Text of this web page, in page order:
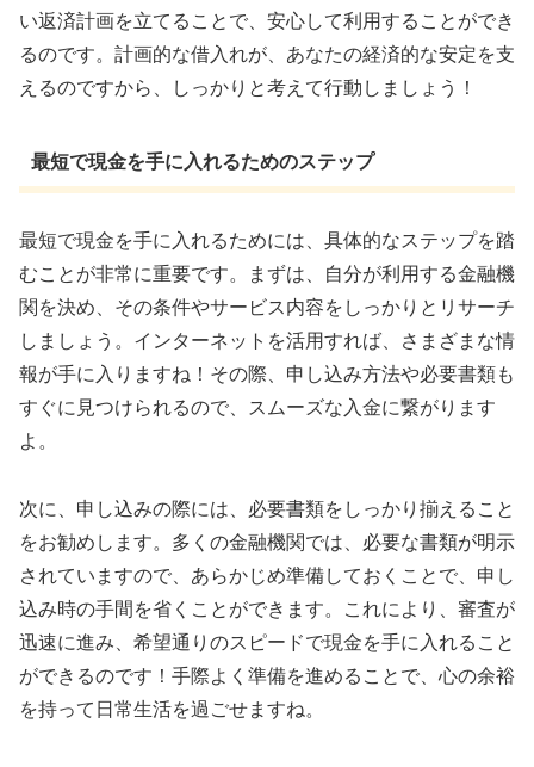
い返済計画を立てることで、安心して利用することができ
るのです。計画的な借入れが、あなたの経済的な安定を支
えるのですから、しっかりと考えて行動しましょう！
最短で現金を手に入れるためのステップ
最短で現金を手に入れるためには、具体的なステップを踏
むことが非常に重要です。まずは、自分が利用する金融機
関を決め、その条件やサービス内容をしっかりとリサーチ
しましょう。インターネットを活用すれば、さまざまな情
報が手に入りますね！その際、申し込み方法や必要書類も
すぐに見つけられるので、スムーズな入金に繋がります
よ。
次に、申し込みの際には、必要書類をしっかり揃えること
をお勧めします。多くの金融機関では、必要な書類が明示
されていますので、あらかじめ準備しておくことで、申し
込み時の手間を省くことができます。これにより、審査が
迅速に進み、希望通りのスピードで現金を手に入れること
ができるのです！手際よく準備を進めることで、心の余裕
を持って日常生活を過ごせますね。